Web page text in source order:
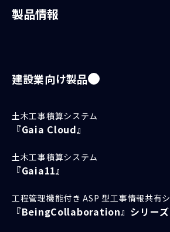
製品情報
建設業向け製品
土木工事積算システム
『Gaia Cloud』
土木工事積算システム
『Gaia11』
工程管理機能付き ASP 型工事情報共有
『BeingCollaboration』シリーズ